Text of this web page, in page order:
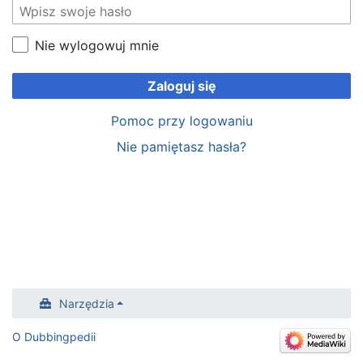
Nie wylogowuj mnie
Zaloguj się
Pomoc przy logowaniu
Nie pamiętasz hasła?
Narzędzia
O Dubbingpedii